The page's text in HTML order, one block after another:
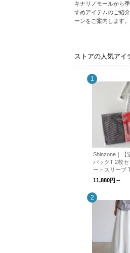
キナリノモールから
すめアイテムのご紹
ーンをご案内します。
ストアの人気アイ
Shinzone｜【
パックT 2枚セ
ートスリーブ
地 ボーダー 半
PACK TEE
26SMSCU17
【CROUKA別
11,880円～